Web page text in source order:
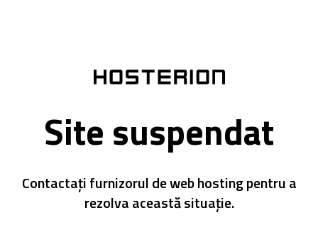
Site suspendat
Contactați furnizorul de web hosting pentru a
rezolva această situație.